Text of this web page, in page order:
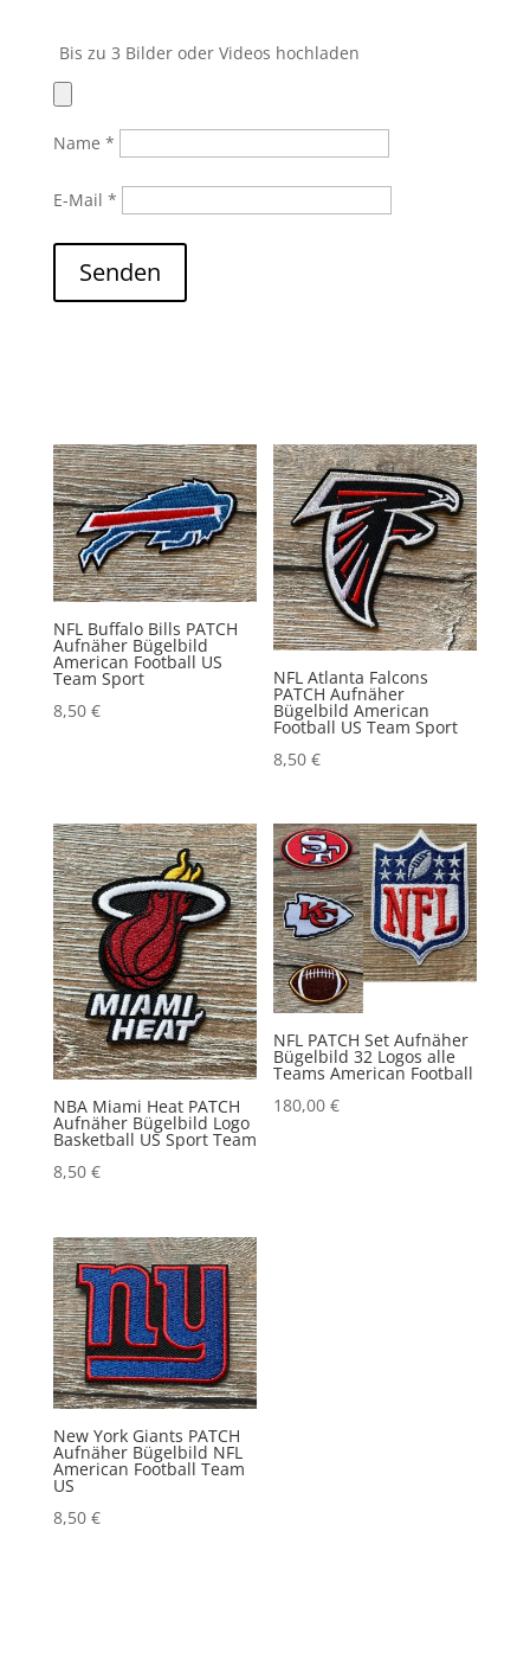
Bis zu 3 Bilder oder Videos hochladen
Name *
E-Mail *
Senden
NFL Buffalo Bills PATCH
Aufnäher Bügelbild
American Football US
Team Sport
8,50 €
NFL Atlanta Falcons
PATCH Aufnäher
Bügelbild American
Football US Team Sport
8,50€
NBA Miami Heat PATCH
Aufnäher Bügelbild Logo
Basketball US Sport Team
8,50 €
NFL PATCH Set Aufnäher
Bügelbild 32 Logos alle
Teams American Football
180,00€
New York Giants PATCH
Aufnäher Bügelbild NFL
American Football Team
US
8,50 €